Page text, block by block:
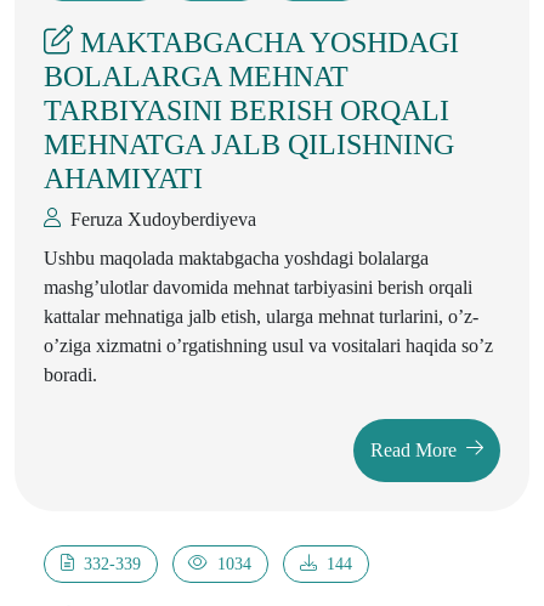
MAKTABGACHA YOSHDAGI
BOLALARGA MEHNAT
TARBIYASINI BERISH ORQALI
MEHNATGA JALB QILISHNING
AHAMIYATI
Feruza Xudoyberdiyeva
Ushbu maqolada maktabgacha yoshdagi bolalarga
mashg’ulotlar davomida mehnat tarbiyasini berish orqali
kattalar mehnatiga jalb etish, ularga mehnat turlarini, o’z-
o’ziga xizmatni o’rgatishning usul va vositalari haqida so’z
boradi.
Read More
332-339 1034 144